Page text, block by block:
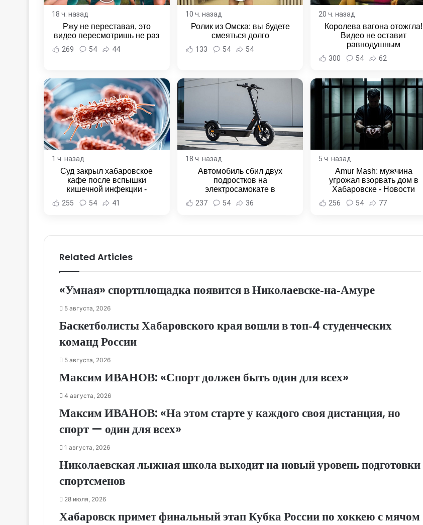
18 ч. назад
Ржу не переставая, это
видео пересмотришь не раз
269 54 44
10 ч. назад
Ролик из Омска: вы будете
смеяться долго
133 54 54
20 ч. назад
Королева вагона отожгла!
Видео не оставит
равнодушным
300 54 62
1 ч. назад
Суд закрыл хабаровское
кафе после вспышки
кишечной инфекции -
Новости Хабаровска и
Хабаровского края
255 54 41
18 ч. назад
Автомобиль сбил двух
подростков на
электросамокате в
Комсомольске-на-Амуре -
Новости Хабаровска и
237 54 36
5 ч. назад
Amur Mash: мужчина
угрожал взорвать дом в
Хабаровске - Новости
Хабаровска и Хабаровского
края
256 54 77
Related Articles
«Умная» спортплощадка появится в Николаевске‑на‑Амуре
5 августа, 2026
Баскетболисты Хабаровского края вошли в топ‑4 студенческих
команд России
5 августа, 2026
Максим ИВАНОВ: «Спорт должен быть один для всех»
4 августа, 2026
Максим ИВАНОВ: «На этом старте у каждого своя дистанция, но
спорт — один для всех»
1 августа, 2026
Николаевская лыжная школа выходит на новый уровень подготовки
спортсменов
28 июля, 2026
Хабаровск примет финальный этап Кубка России по хоккею с мячом